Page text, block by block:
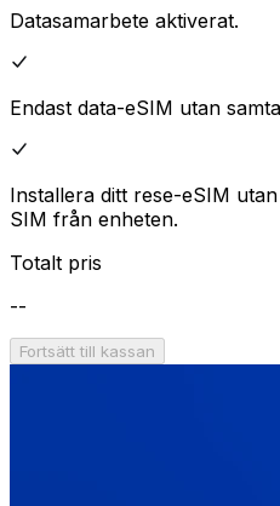
Datasamarbete aktiverat.
Endast data-eSIM utan
Installera ditt rese-eSIM
SIM från enheten.
Totalt pris
--
Fortsätt till kassan